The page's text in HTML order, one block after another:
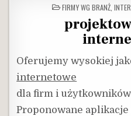
POSTED
IN
FIRMY WG BRANŻ,
Oferujemy wysokiej
internetowe
dla firm i
Proponowane aplikacje